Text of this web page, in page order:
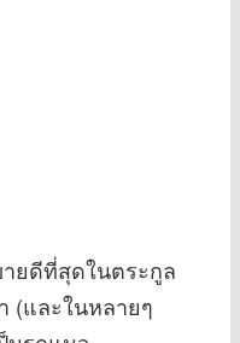
ยดีที่สุดในตระกูล
(และในหลายๆ